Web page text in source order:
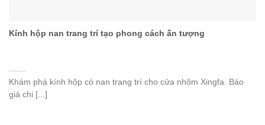
Kính hộp nan trang trí tạo phong cách ấn tượng
Khám phá kính hộp có nan trang trí cho cửa nhôm Xingfa. Báo
giá chi [...]